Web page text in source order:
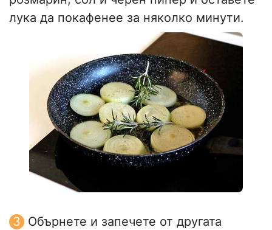
лука да покафенее за няколко минути.
Обърнете и запечете от другата